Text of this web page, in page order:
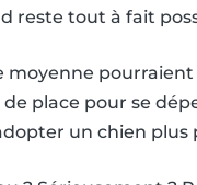
reste tout à fait
moyenne
place pour se
un chien plus